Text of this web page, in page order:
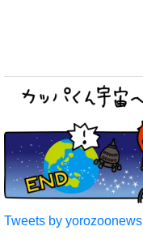
Tweets by yorozoonews